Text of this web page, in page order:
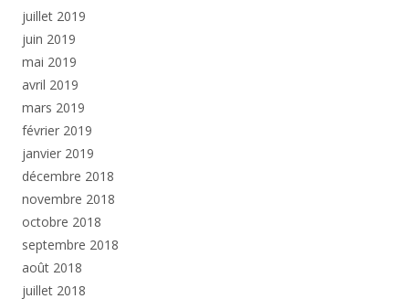
juillet 2019
juin 2019
mai 2019
avril 2019
mars 2019
février 2019
janvier 2019
décembre 2018
novembre 2018
octobre 2018
septembre 2018
août 2018
juillet 2018